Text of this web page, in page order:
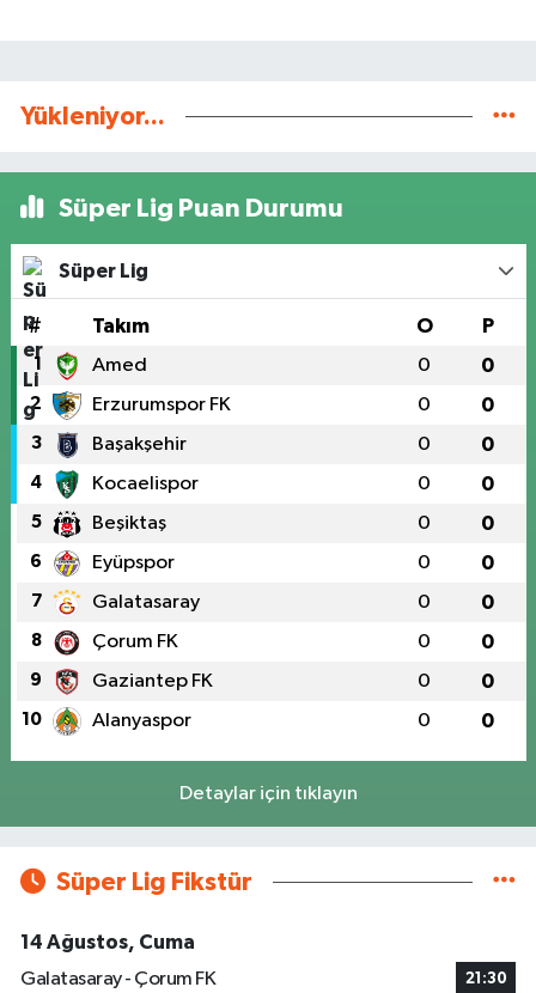
Yükleniyor...
Süper Lig Puan Durumu
Süper Lig
# Takım O P
1 Amed 0 0
2 Erzurumspor FK 0 0
3 Başakşehir 0 0
4 Kocaelispor 0 0
5 Beşiktaş 0 0
6 Eyüpspor 0 0
7 Galatasaray 0 0
8 Çorum FK 0 0
9 Gaziantep FK 0 0
10 Alanyaspor 0 0
Detaylar için tıklayın
Süper Lig Fikstür
14 Ağustos, Cuma
Galatasaray - Çorum FK
21:30